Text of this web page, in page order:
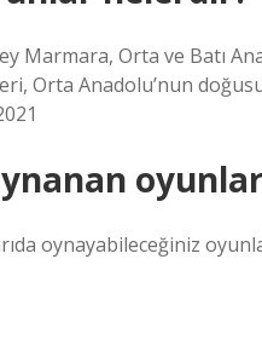
Marmara, Orta ve Batı
Orta Anadolu’nun
oynayabileceğiniz